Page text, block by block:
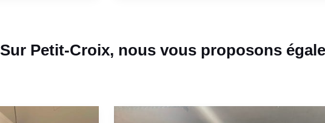
Sur Petit-Croix, nous vous proposons